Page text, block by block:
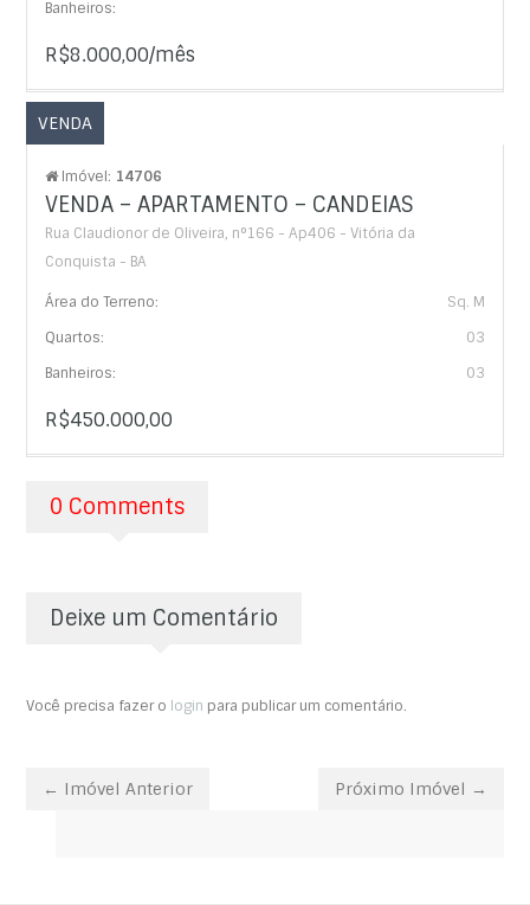
Banheiros:
R$8.000,00/mês
VENDA
Imóvel: 14706
VENDA – APARTAMENTO – CANDEIAS
Rua Claudionor de Oliveira, n°166 - Ap406 - Vitória da
Conquista - BA
Área do Terreno:
Sq. M
Quartos:
03
Banheiros:
03
R$450.000,00
0 Comments
Deixe um Comentário
Você precisa fazer o login para publicar um comentário.
← Imóvel Anterior Próximo Imóvel →